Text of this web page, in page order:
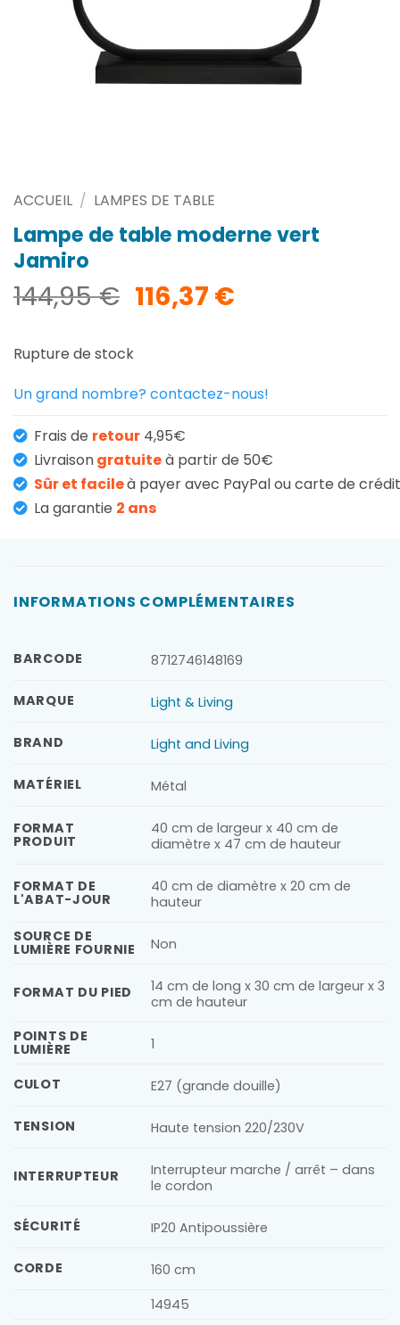
ACCUEIL / LAMPES DE TABLE
Lampe de table moderne vert
Jamiro
144,95€ Le
prix
initial
était :
144,95 €.
116,37 €Le
116,37 €.
Rupture de stock
Un grand nombre? contactez-nous!
Frais de retour 4,95€
Livraisongratuiteà partir de 50€
Sûr et facileà payer avec PayPal ou carte de crédit
La garantie 2 ans
INFORMATIONS COMPLÉMENTAIRES
BARCODE 8712746148169
MARQUE Light & Living
BRAND Light and Living
MATÉRIEL Métal
FORMAT
PRODUIT
40 cm de largeur x 40 cm de
diamètre x 47 cm de hauteur
FORMAT DE
L'ABAT-JOUR
40 cm de diamètre x 20 cm de
hauteur
SOURCE DE
LUMIÈRE FOURNIE Non
FORMAT DU PIED
14 cm de long x 30 cm de largeur x 3
cm de hauteur
POINTS DE
LUMIÈRE 1
CULOT E27 (grande douille)
TENSION Haute tension 220/230V
INTERRUPTEUR
Interrupteur marche / arrêt – dans
le cordon
SÉCURITÉ IP20 Antipoussière
CORDE
160 cm
14945